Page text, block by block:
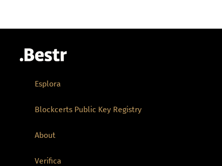
Esplora
Blockcerts Public Key Registry
About
Verifica